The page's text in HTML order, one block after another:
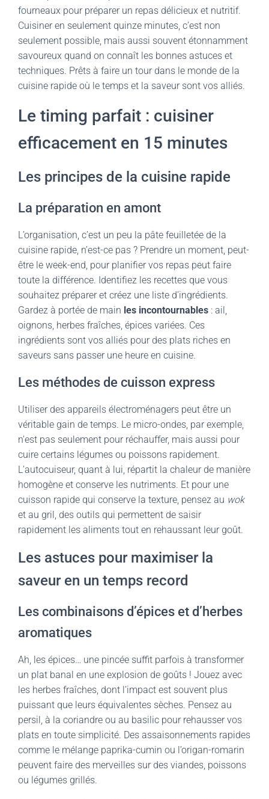
fourneaux pour préparer un repas délicieux et nutritif.
Cuisiner en seulement quinze minutes, c’est non
seulement possible, mais aussi souvent étonnamment
savoureux quand on connaît les bonnes astuces et
techniques. Prêts à faire un tour dans le monde de la
cuisine rapide où le temps et la saveur sont vos alliés.
Le timing parfait : cuisiner
efficacement en 15 minutes
Les principes de la cuisine rapide
La préparation en amont
L’organisation, c’est un peu la pâte feuilletée de la
cuisine rapide, n’est-ce pas ? Prendre un moment, peut-
être le week-end, pour planifier vos repas peut faire
toute la différence. Identifiez les recettes que vous
souhaitez préparer et créez une liste d’ingrédients.
Gardez à portée de main les incontournables : ail,
oignons, herbes fraîches, épices variées. Ces
ingrédients sont vos alliés pour des plats riches en
saveurs sans passer une heure en cuisine.
Les méthodes de cuisson express
Utiliser des appareils électroménagers peut être un
véritable gain de temps. Le micro-ondes, par exemple,
n’est pas seulement pour réchauffer, mais aussi pour
cuire certains légumes ou poissons rapidement.
L’autocuiseur, quant à lui, répartit la chaleur de manière
homogène et conserve les nutriments. Et pour une
cuisson rapide qui conserve la texture, pensez au wok
et au gril, des outils qui permettent de saisir
rapidement les aliments tout en rehaussant leur goût.
Les astuces pour maximiser la
saveur en un temps record
Les combinaisons d’épices et d’herbes
aromatiques
Ah, les épices… une pincée suffit parfois à transformer
un plat banal en une explosion de goûts ! Jouez avec
les herbes fraîches, dont l’impact est souvent plus
puissant que leurs équivalentes sèches. Pensez au
persil, à la coriandre ou au basilic pour rehausser vos
plats en toute simplicité. Des assaisonnements rapides
comme le mélange paprika-cumin ou l’origan-romarin
peuvent faire des merveilles sur des viandes, poissons
ou légumes grillés.